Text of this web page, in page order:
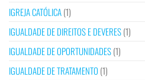
IGREJA CATÓLICA(1)
IGUALDADE DE DIREITOS E DEVERES(1)
IGUALDADE DE OPORTUNIDADES(1)
IGUALDADE DE TRATAMENTO (1)